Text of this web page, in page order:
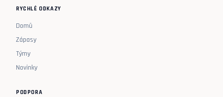
RYCHLÉ ODKAZY
Domů
Zápasy
Týmy
Novinky
PODPORA